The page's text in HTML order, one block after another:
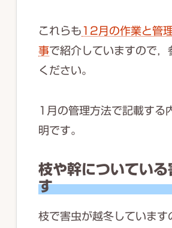
これらも 12月の作業と管
事で紹介していますので，
ください。
1月の管理方法で記載する
明です。
枝や幹についている
す
枝で害虫が越冬しています